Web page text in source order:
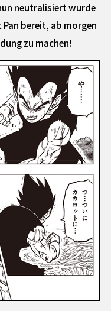
neutralisiert wurde
bereit, ab morgen
zu machen!